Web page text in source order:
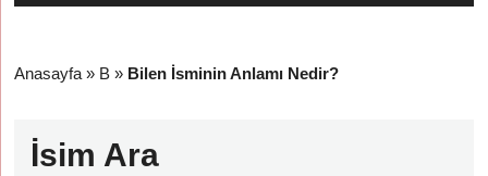
Anasayfa » B » Bilen İsminin Anlamı Nedir?
İsim Ara